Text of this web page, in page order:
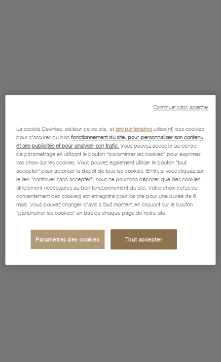
La société Devinlec, éditeur de ce site, etses partenairesutilise(nt) des cookies
pour s'assurer du bonfonctionnement du site, pour personnaliser son contenu
et ses publicités et pour analyser son trafic. Vous pouvez accéder au centre
de paramétrage en utilisant le bouton “paramétrer les cookies” pour exprimer
vos choix sur les cookies. Vous pouvez également utiliser le bouton "tout
accepter" pour autoriser le dépôt de tous les cookies. Enfin, si vous cliquez sur
le lien "continuer sans accepter", nous ne pourrons déposer que des cookies
strictement nécessaires au bon fonctionnement du site. Votre choix (refus ou
consentement des cookies) est enregistré pour ce site pour une durée de 6
mois. Vous pouvez changer d'avis à tout moment en cliquant sur le bouton
"paramétrer les cookies" en bas de chaque page de notre site.
Paramètres des cookies Tout accepter
Continuer sans accepter